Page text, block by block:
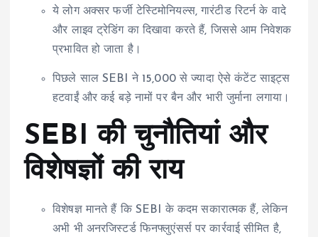
ये लोग अक्सर फर्जी टेस्टिमोनियल्स, गारंटीड रिटर्न के वादे
और लाइव ट्रेडिंग का दिखावा करते हैं, जिससे आम निवेशक
प्रभावित हो जाता है।
पिछले साल SEBI ने 15,000 से ज्यादा ऐसे कंटेंट साइट्स
हटवाईं और कई बड़े नामों पर बैन और भारी जुर्माना लगाया।
SEBI की चुनौतियां और
विशेषज्ञों की राय
विशेषज्ञ मानते हैं कि SEBI के कदम सकारात्मक हैं, लेकिन
अभी भी अनरजिस्टर्ड फिनफ्लुएंसर्स पर कार्रवाई सीमित है,